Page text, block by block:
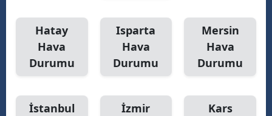
Hatay
Hava
Durumu
Isparta
Hava
Durumu
Mersin
Hava
Durumu
İstanbul
İzmir
Kars